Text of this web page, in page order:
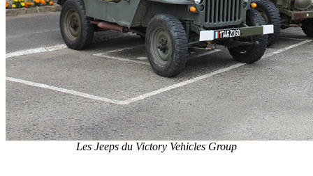
Les Jeeps du Victory Vehicles Group